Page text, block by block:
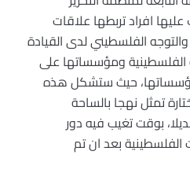
افراد تربطها علاقات
الفلسطيني لدى القيادة
ومؤسساتها على
حيث ستشكل هذه
تمثل نهجا بالساحة
بوقت تغيب فيه دور
الفلسطينية بعد ان تم